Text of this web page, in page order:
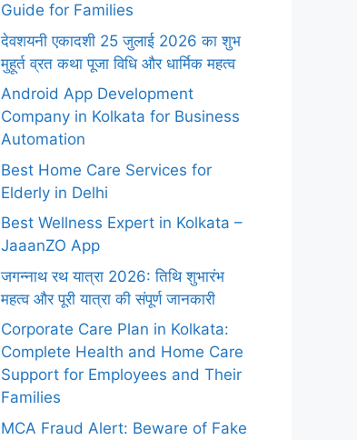
Guide for Families
देवशयनी एकादशी 25 जुलाई 2026 का शुभ
मुहूर्त व्रत कथा पूजा विधि और धार्मिक महत्व
Android App Development
Company in Kolkata for Business
Automation
Best Home Care Services for
Elderly in Delhi
Best Wellness Expert in Kolkata –
JaaanZO App
जगन्नाथ रथ यात्रा 2026: तिथि शुभारंभ
महत्व और पूरी यात्रा की संपूर्ण जानकारी
Corporate Care Plan in Kolkata:
Complete Health and Home Care
Support for Employees and Their
Families
MCA Fraud Alert: Beware of Fake